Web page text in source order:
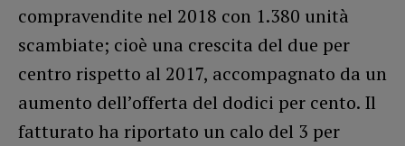
compravendite nel 2018 con 1.380 unità
scambiate; cioè una crescita del due per
centro rispetto al 2017, accompagnato da un
aumento dell’offerta del dodici per cento. Il
fatturato ha riportato un calo del 3 per